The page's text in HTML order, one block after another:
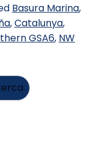
Basura Marina,
,Catalunya,
GSA6, NW